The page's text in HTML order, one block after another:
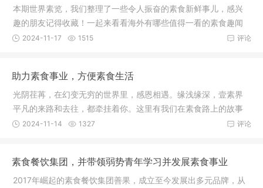
本期世界素览，我们整理了一些令人振奋的素食新鲜事儿，感兴
趣的朋友记得收藏！一起来看看海外有哪些值得一看的素食趣闻
吧~新闻
评论
2024-11-17 1515
助力素食事业，方便素食生活
光阴荏苒，在幻变无穷的世界里，感恩相遇。缘浅缘深，壹素界
平凡的来路和去往，都牵挂着你。这里有我们在素食路上的故事
和远方！
评论
2024-11-14 1327
素食餐饮集团，并带领弱势青年学习并发展素食事业
2017年崛起的素食餐饮集团善果，成立至今发展出多元品牌，从